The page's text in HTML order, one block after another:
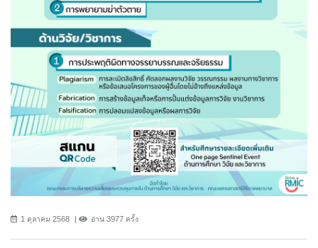
1 ตุลาคม 2568 อ่าน 3977 ครั้ง